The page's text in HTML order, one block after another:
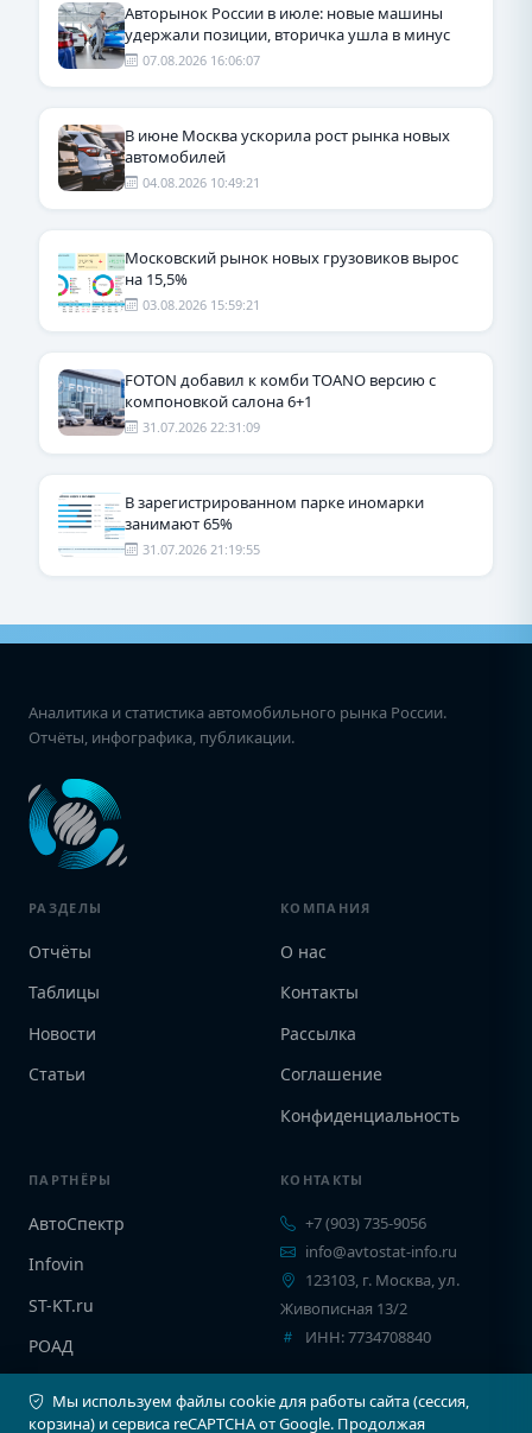
Авторынок России в июле: новые машины
удержали позиции, вторичка ушла в минус
07.08.2026 16:06:07
В июне Москва ускорила рост рынка новых
автомобилей
04.08.2026 10:49:21
Московский рынок новых грузовиков вырос
на 15,5%
03.08.2026 15:59:21
FOTON добавил к комби TOANO версию с
компоновкой салона 6+1
31.07.2026 22:31:09
В зарегистрированном парке иномарки
занимают 65%
31.07.2026 21:19:55
Аналитика и статистика автомобильного рынка России.
Отчёты, инфографика, публикации.
РАЗДЕЛЫ
Отчёты
Таблицы
Новости
Статьи
КОМПАНИЯ
О нас
Контакты
Рассылка
Соглашение
Конфиденциальность
ПАРТНЁРЫ
АвтоСпектр
Infovin
ST-KT.ru
РОАД
КОНТАКТЫ
+7 (903) 735-9056
info@avtostat-info.ru
123103, г. Москва, ул.
Живописная 13/2
ИНН: 7734708840
Мы используем файлы cookie для работы сайта (сессия,
корзина) и сервиса reCAPTCHA от Google. Продолжая